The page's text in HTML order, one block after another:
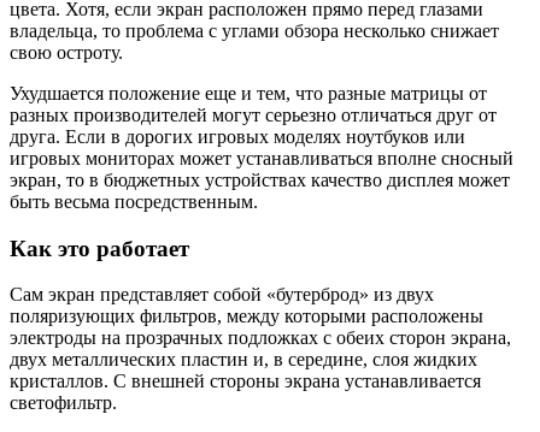
цвета. Хотя, если экран расположен прямо перед глазами
владельца, то проблема с углами обзора несколько снижает
свою остроту.
Ухудшается положение еще и тем, что разные матрицы от
разных производителей могут серьезно отличаться друг от
друга. Если в дорогих игровых моделях ноутбуков или
игровых мониторах может устанавливаться вполне сносный
экран, то в бюджетных устройствах качество дисплея может
быть весьма посредственным.
Как это работает
Сам экран представляет собой «бутерброд» из двух
поляризующих фильтров, между которыми расположены
электроды на прозрачных подложках с обеих сторон экрана,
двух металлических пластин и, в середине, слоя жидких
кристаллов. С внешней стороны экрана устанавливается
светофильтр.